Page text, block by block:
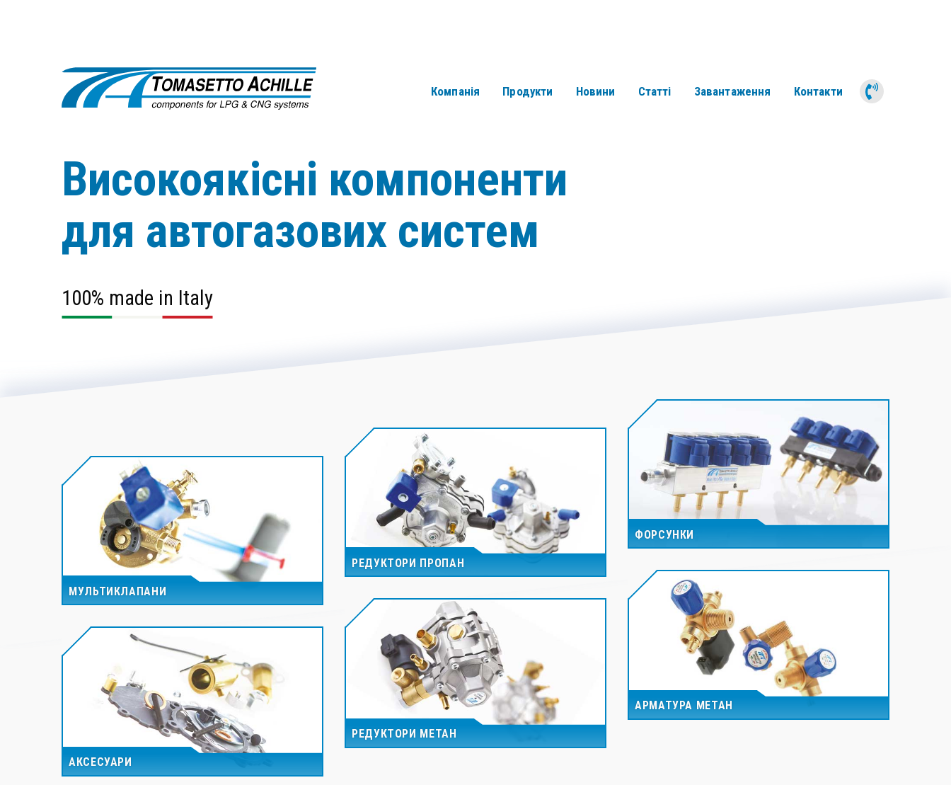
Компанія Продукти Новини Статті Завантаження Контакти
Високоякісні компоненти
для автогазових систем
100% made in Italy
МУЛЬТИКЛАПАНИ
РЕДУКТОРИ ПРОПАН
ФОРСУНКИ
АКСЕСУАРИ
РЕДУКТОРИ МЕТАН
АРМАТУРА МЕТАН